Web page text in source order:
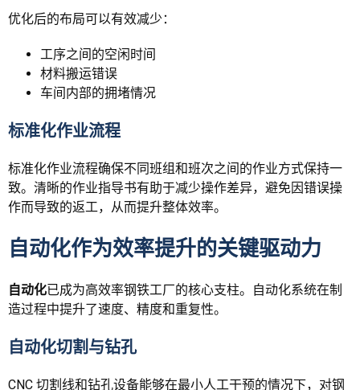
优化后的布局可以有效减少：
工序之间的空闲时间
材料搬运错误
车间内部的拥堵情况
标准化作业流程
标准化作业流程确保不同班组和班次之间的作业方式保持一
致。清晰的作业指导书有助于减少操作差异，避免因错误操
作而导致的返工，从而提升整体效率。
自动化作为效率提升的关键驱动力
自动化已成为高效率钢铁工厂的核心支柱。自动化系统在制
造过程中提升了速度、精度和重复性。
自动化切割与钻孔
CNC 切割线和钻孔设备能够在最小人工干预的情况下，对钢